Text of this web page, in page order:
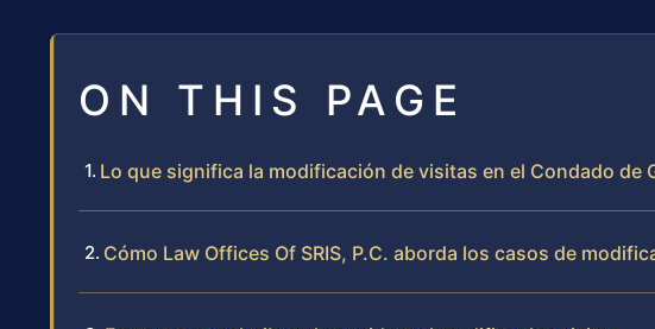
ON THIS PAGE
Lo que significa la modificación de visitas en el Condado de
Cómo Law Offices Of SRIS, P.C. aborda los casos de